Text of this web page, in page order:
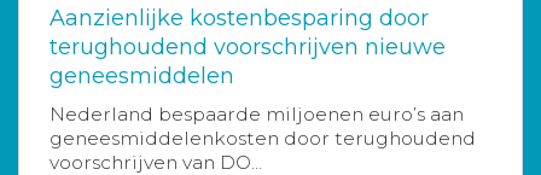
Aanzienlijke kostenbesparing door
terughoudend voorschrijven nieuwe
geneesmiddelen
Nederland bespaarde miljoenen euro’s aan
geneesmiddelenkosten door terughoudend
voorschrijven van DO...